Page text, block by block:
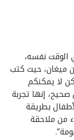
الوقت نفسه،
ميغان، حيث كتب
لا يمكنكم
إنها تجربة
بطريقة
من ملاحقة